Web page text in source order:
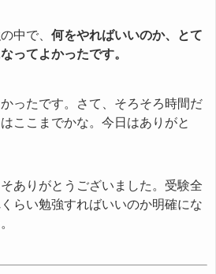
中で、 何をやればいいのか、とて
ってよかったです。
ったです。さて、そろそろ時間だ
ここまでかな。今日はありがと
ありがとうございました。受験全
らい勉強すればいいのか明確にな